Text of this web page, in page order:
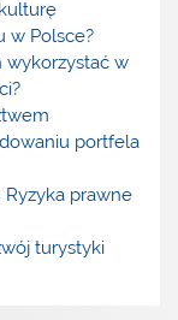
w Polsce?
wykorzystać w
portfela
prawne
turystyki